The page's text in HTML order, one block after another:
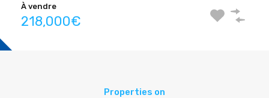
À vendre
218,000€
Properties on